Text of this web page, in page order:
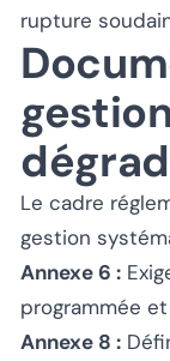
rupture
Le cadre
gestion
Annexe 6 :
programmée
Annexe 8 :